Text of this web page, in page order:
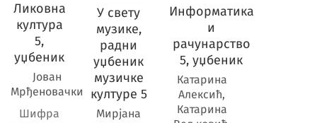
Ликовна
култура
5,
уџбеник
Јован
Мрђеновачки
Шифра
У свету
музике,
радни
уџбеник
музичке
културе 5
Мирјана
Информатика
и
рачунарство
5, уџбеник
Катарина
Алексић,
Катарина